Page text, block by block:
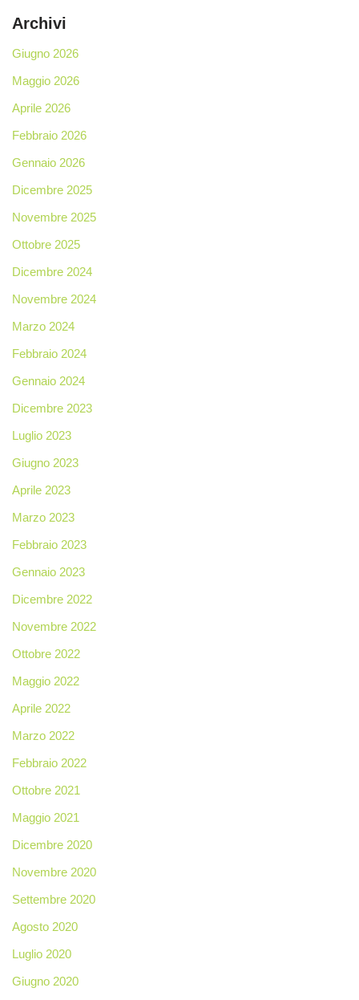
Archivi
Giugno 2026
Maggio 2026
Aprile 2026
Febbraio 2026
Gennaio 2026
Dicembre 2025
Novembre 2025
Ottobre 2025
Dicembre 2024
Novembre 2024
Marzo 2024
Febbraio 2024
Gennaio 2024
Dicembre 2023
Luglio 2023
Giugno 2023
Aprile 2023
Marzo 2023
Febbraio 2023
Gennaio 2023
Dicembre 2022
Novembre 2022
Ottobre 2022
Maggio 2022
Aprile 2022
Marzo 2022
Febbraio 2022
Ottobre 2021
Maggio 2021
Dicembre 2020
Novembre 2020
Settembre 2020
Agosto 2020
Luglio 2020
Giugno 2020